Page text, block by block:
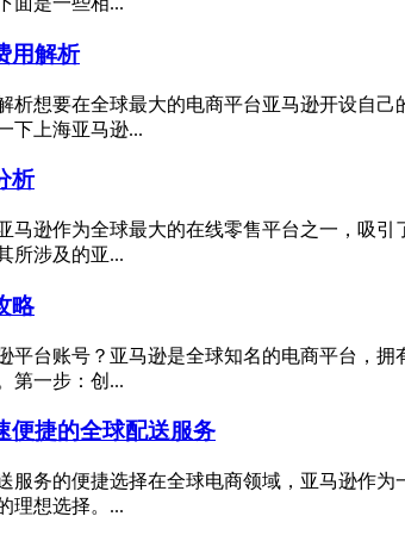
用解析
析想要在全球最大的电商平台亚马逊开设自
下上海亚马逊...
析
马逊作为全球最大的在线零售平台之一，吸
所涉及的亚...
略
平台账号？亚马逊是全球知名的电商平台，
第一步：创...
便捷的全球配送服务
服务的便捷选择在全球电商领域，亚马逊作
理想选择。...